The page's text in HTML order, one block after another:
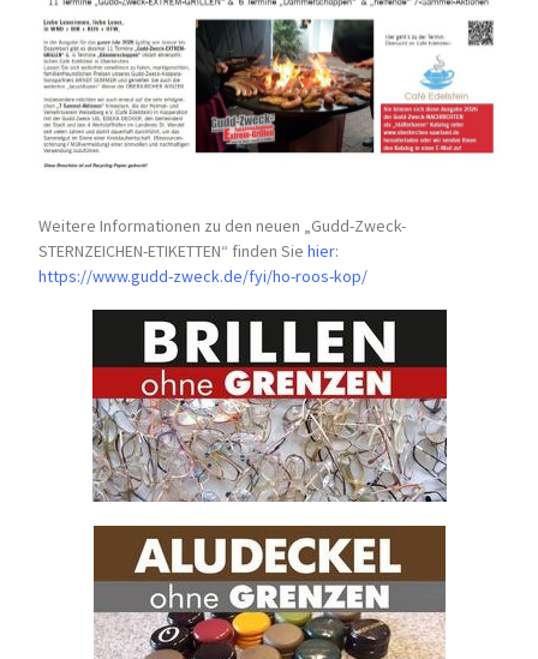
Weitere Informationen zu den neuen „Gudd-Zweck-
STERNZEICHEN-ETIKETTEN“ finden Siehier:
https://www.gudd-zweck.de/fyi/ho-roos-kop/